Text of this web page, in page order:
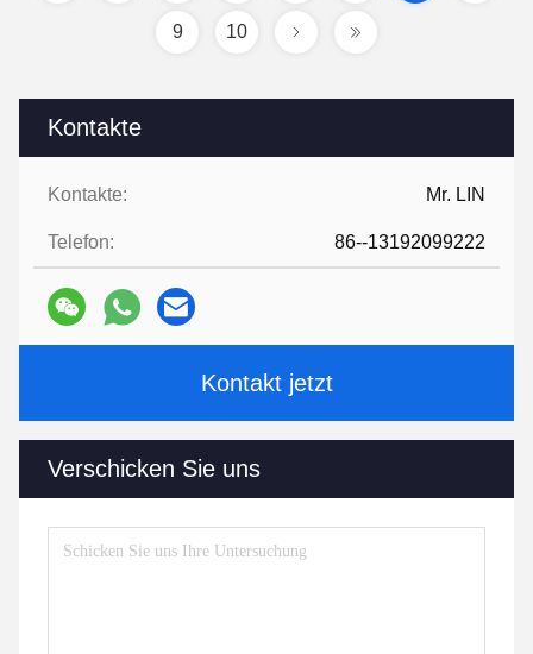
Kontakte
Kontakte: Mr. LIN
Telefon: 86--13192099222
Kontakt jetzt
Verschicken Sie uns
9 10